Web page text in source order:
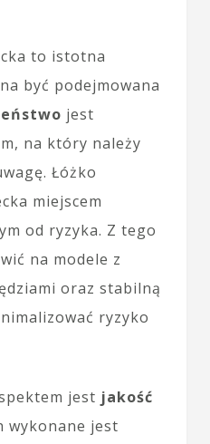
to istotna
być podejmowana
jest
na który należy
Łóżko
miejscem
od ryzyka. Z tego
na modele z
oraz stabilną
ryzyko
jest jakość
wykonane jest